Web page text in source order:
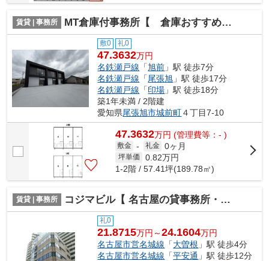
賃貸 | 事務所 MT倉庫付事務所【 倉庫おすすめ 】
敷0 礼0
47.3632万円
名鉄瀬戸線 「旭前 」駅 徒歩7分
名鉄瀬戸線 「尾張旭 」駅 徒歩17分
名鉄瀬戸線 「印場 」駅 徒歩18分
築1年未満 / 2階建
愛知県尾張旭市城前町４丁目7-10
47.3632万円 (管理費等：- )
敷金 - 礼金 0ヶ月
坪単価 0.82万円
1-2階 / 57.41坪(189.78㎡)
賃貸 | 事務所 コジマビル【 名古屋の貸事務所・貸オフィス 】
礼0
21.8715万円～24.1604万円
名古屋市営名城線 「大曽根 」駅 徒歩4分
名古屋市営名城線 「平安通 」駅 徒歩12分